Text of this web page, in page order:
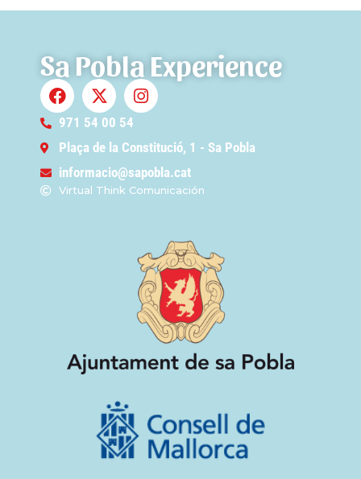
Sa Pobla Experience
971 54 00 54
Plaça de la Constitució, 1 - Sa Pobla
informacio@sapobla.cat
Virtual Think Comunicación